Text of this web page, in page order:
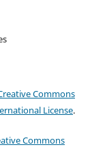
Commons
License.
Commons